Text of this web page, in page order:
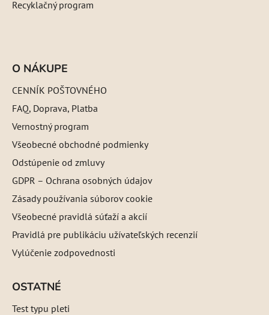
Recyklačný program
O NÁKUPE
CENNÍK POŠTOVNÉHO
FAQ, Doprava, Platba
Vernostný program
Všeobecné obchodné podmienky
Odstúpenie od zmluvy
GDPR – Ochrana osobných údajov
Zásady používania súborov cookie
Všeobecné pravidlá súťaží a akcií
Pravidlá pre publikáciu užívateľských recenzií
Vylúčenie zodpovednosti
OSTATNÉ
Test typu pleti